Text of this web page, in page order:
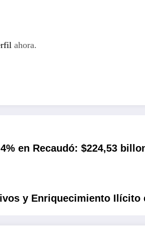
ahora.
en Recaudó: $224,53
y Enriquecimiento Ilícito